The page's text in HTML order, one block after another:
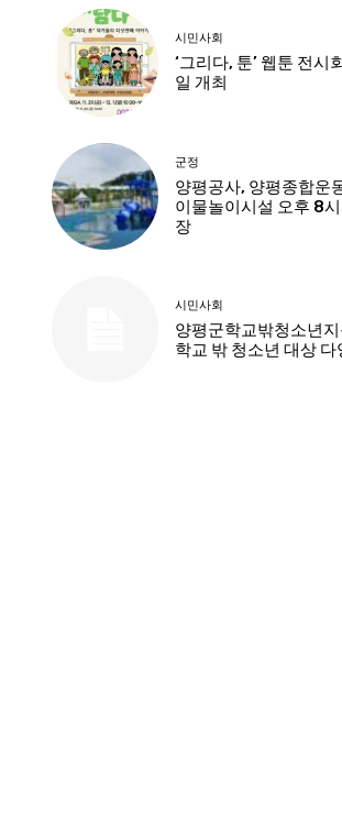
시민사회
‘그리다, 툰’ 웹툰 전시
일 개최
군정
양평공사, 양평종합운
이물놀이시설 오후 8
장
시민사회
양평군학교밖청소년
학교 밖 청소년 대상 다